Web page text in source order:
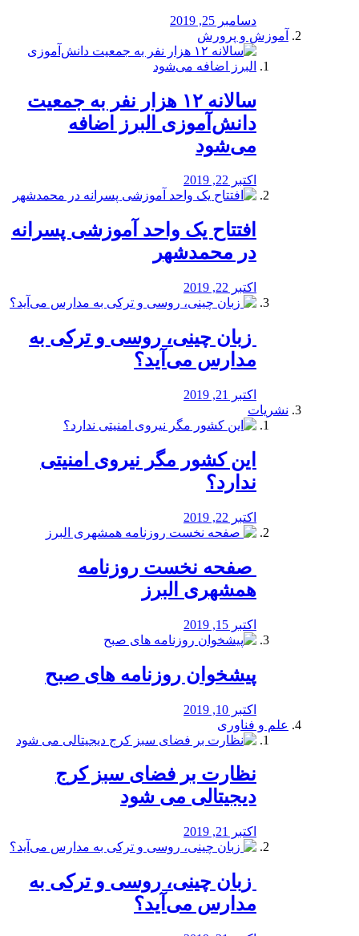
دسامبر 25, 2019
آموزش و پرورش
️سالانه ۱۲ هزار نفر به جمعیت
دانش‌آموزی البرز اضافه
می‌شود
اکتبر 22, 2019
افتتاح یک واحد آموزشی پسرانه
در محمدشهر
اکتبر 22, 2019
️ زبان چینی، روسی و ترکی به
مدارس می‌آید؟
اکتبر 21, 2019
نشریات
این کشور مگر نیروی امنیتی
ندارد؟
اکتبر 22, 2019
️ صفحه نخست روزنامه‌
همشهری البرز
اکتبر 15, 2019
پیشخوان روزنامه های صبح
اکتبر 10, 2019
علم و فناوری
نظارت بر فضای سبز کرج
دیجیتالی می شود
اکتبر 21, 2019
️ زبان چینی، روسی و ترکی به
مدارس می‌آید؟